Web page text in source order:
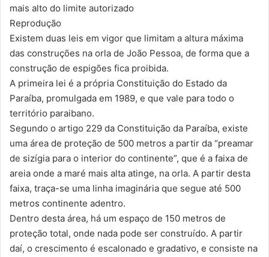
mais alto do limite autorizado
Reprodução
Existem duas leis em vigor que limitam a altura máxima
das construções na orla de João Pessoa, de forma que a
construção de espigões fica proibida.
A primeira lei é a própria Constituição do Estado da
Paraíba, promulgada em 1989, e que vale para todo o
território paraibano.
Segundo o artigo 229 da Constituição da Paraíba, existe
uma área de proteção de 500 metros a partir da “preamar
de sizígia para o interior do continente”, que é a faixa de
areia onde a maré mais alta atinge, na orla. A partir desta
faixa, traça-se uma linha imaginária que segue até 500
metros continente adentro.
Dentro desta área, há um espaço de 150 metros de
proteção total, onde nada pode ser construído. A partir
daí, o crescimento é escalonado e gradativo, e consiste na